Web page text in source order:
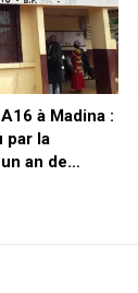
à Madina :
par la
an de…